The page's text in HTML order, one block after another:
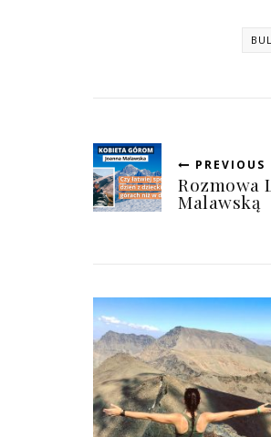
PREVIOUS
Rozmowa
Malawską